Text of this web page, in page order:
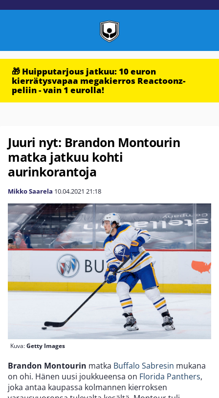
🎁 Huipputarjous jatkuu: 10 euron
kierrätysvapaa megakierros Reactoonz-
peliin - vain 1 eurolla!
Juuri nyt: Brandon Montourin
matka jatkuu kohti
aurinkorantoja
Mikko Saarela 10.04.2021 21:18
Kuva:Getty Images
Brandon Montourin matka Buffalo Sabresin mukana
on ohi. Hänen uusi joukkueensa on Florida Panthers,
joka antaa kaupassa kolmannen kierroksen